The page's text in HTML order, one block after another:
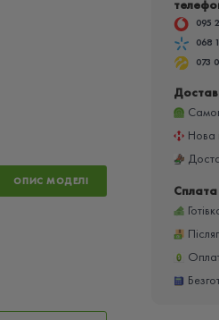
ОПИС МОДЕЛІ
095
068
073
Нова
Сплата